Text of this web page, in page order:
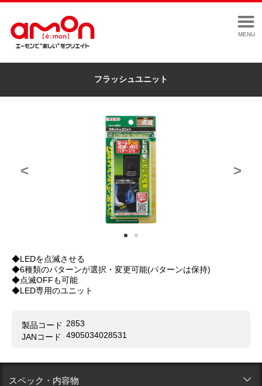
MENU
フラッシュユニット
< >
◆LEDを点滅させる
◆6種類のパターンが選択・変更可能(パターンは保持)
◆点滅OFFも可能
◆LED専用のユニット
製品コード 2853
JANコード
4905034028531
スペック・内容物